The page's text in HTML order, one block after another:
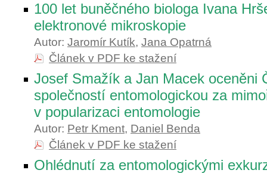
100 let buněčného biologa Ivana
elektronové mikroskopie
Autor: Jaromír Kutík, Jana Opatrná
Článek v PDF ke stažení
Josef Smažík a Jan Macek oceněni
společností entomologickou za
v popularizaci entomologie
Autor: Petr Kment, Daniel Benda
Článek v PDF ke stažení
Ohlédnutí za entomologickými